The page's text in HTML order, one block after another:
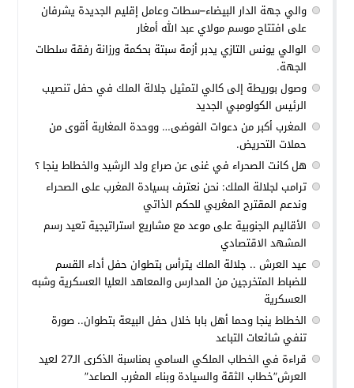
والي جهة الدار البيضاء–سطات وعامل إقليم الجديدة يشرفان
على افتتاح موسم مولاي عبد الله أمغار
الوالي يونس التازي يدبر أزمة سبتة بحكمة ورزانة رفقة سلطات
الجهة.
وصول بوريطة إلى كالي لتمثيل جلالة الملك في حفل تنصيب
الرئيس الكولومبي الجديد
المغرب أكبر من دعوات الفوضى… ووحدة المغاربة أقوى من
حملات التحريض.
هل كانت الصحراء في غنى عن صراع ولد الرشيد والخطاط ينجا ؟
ترامب لجلالة الملك: نحن نعترف بسيادة المغرب على الصحراء
وندعم المقترح المغربي للحكم الذاتي
الأقاليم الجنوبية على موعد مع مشاريع استراتيجية تعيد رسم
المشهد الاقتصادي
عيد العرش .. جلالة الملك يترأس بتطوان حفل أداء القسم
للضباط المتخرجين من المدارس والمعاهد العليا العسكرية وشبه
العسكرية
الخطاط ينجا وحما أهل بابا خلال حفل البيعة بتطوان.. صورة
تنفي شائعات التباعد
قراءة في الخطاب الملكي السامي بمناسبة الذكرى الـ27 لعيد
العرش”خطاب الثقة والسيادة وبناء المغرب الصاعد”